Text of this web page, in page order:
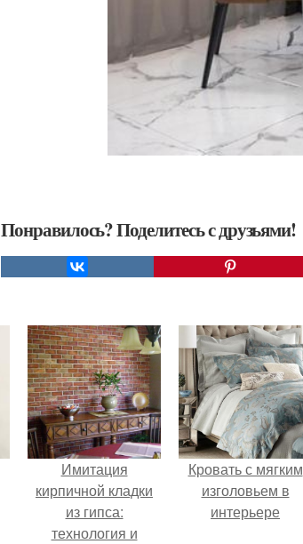
Понравилось? Поделитесь с друзьями!
Имитация
кирпичной кладки
из гипса:
технология и
Кровать с мягким
изголовьем в
интерьере